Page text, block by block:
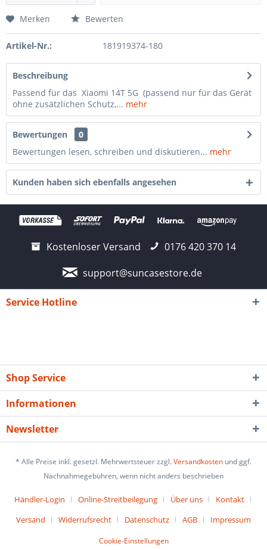
Merken Bewerten
Artikel-Nr.: 181919374-180
Beschreibung
Passend für das Xiaomi 14T 5G (passend nur für das Gerät
ohne zusätzlichen Schutz,... mehr
Bewertungen
0
Bewertungen lesen, schreiben und diskutieren... mehr
Kunden haben sich ebenfalls angesehen
Kostenloser Versand
0176 420 370 14
support@suncasestore.de
Service Hotline
Shop Service
Informationen
Newsletter
* Alle Preise inkl. gesetzl. Mehrwertsteuer zzgl.Versandkosten und ggf.
Nachnahmegebühren, wenn nicht anders beschrieben
Händler-Login Online-Streitbeilegung Über uns
Kontakt
Versand
Widerrufsrecht Datenschutz AGB Impressum
Cookie-Einstellungen